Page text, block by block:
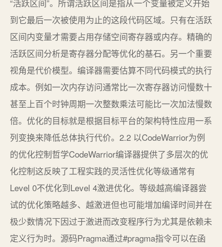
“活跃区间”。所谓活跃区间是指从一个变量被定义开始
到它最后一次被使用为止的这段代码区域。只有在活跃
区间内变量才需要占用存储空间寄存器或内存。精确的
活跃区间分析是寄存器分配等优化的基石。另一个重要
视角是代价模型。编译器需要估算不同代码模式的执行
成本。例如一次内存访问通常比一次寄存器访问慢数十
甚至上百个时钟周期一次整数乘法可能比一次加法慢数
倍。优化的目标就是根据目标平台的架构特性应用一系
列变换来降低总体执行代价。2.2 以CodeWarrior为例
的优化控制哲学CodeWarrior编译器提供了多层次的优
化控制这反映了工程实践的灵活性优化等级通常有
Level 0不优化到Level 4激进优化。等级越高编译器尝
试的优化策略越多、越激进但也可能增加编译时间并在
极少数情况下因过于激进而改变程序行为尤其是依赖未
定义行为时。源码Pragma通过#pragma指令可以在函